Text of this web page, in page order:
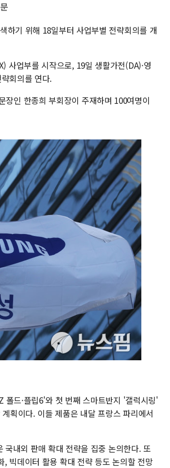
럼프, 中 겨냥 폴리실리콘 관세 15% 부과…美 태양광주
진] 빈살만과 에르도안의 만남
하기 위해 18일부터 사업부별 전략회의를 개
사업부를 시작으로, 19일 생활가전(DA)·영
회의를 연다.
장인 한종희 부회장이 주재하며 100여명이
폴드·플립6'와 첫 번째 스마트반지 '갤럭시링'
획이다. 이들 제품은 내달 프랑스 파리에서
국내외 판매 확대 전략을 집중 논의한다. 또
빅데이터 활용 확대 전략 등도 논의할 전망